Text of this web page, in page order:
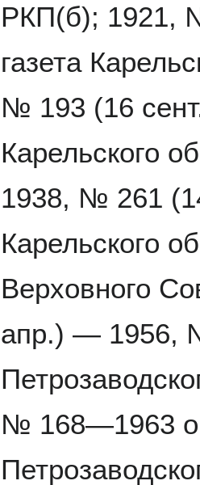
РКП(б); 1921,
газета
№ 193 (16
Карельского
1938, № 261
Карельского
Верховного
апр.) — 1956,
№ 168—1963